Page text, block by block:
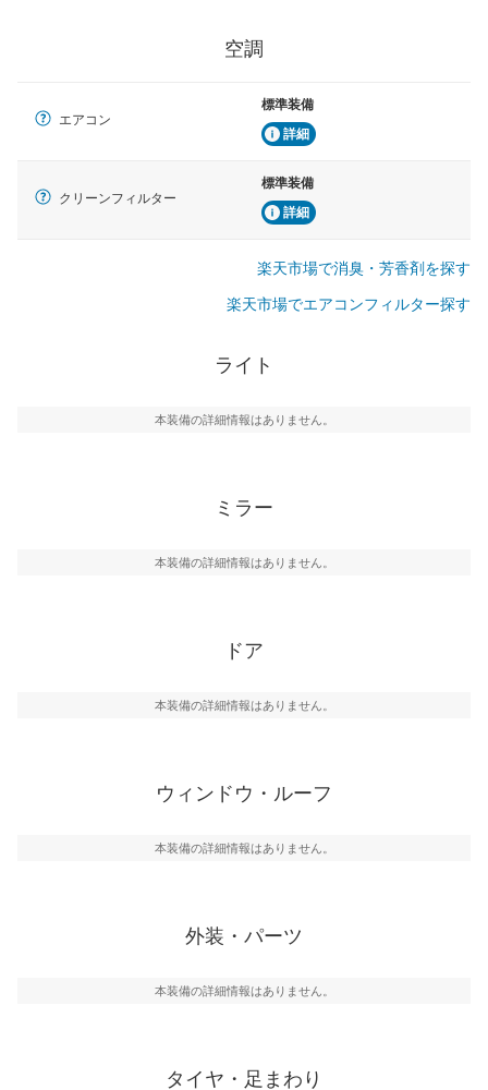
空調
エアコン
標準装備
詳細
クリーンフィルター
標準装備
詳細
楽天市場で消臭・芳香剤を探す
楽天市場でエアコンフィルター探す
ライト
本装備の詳細情報はありません。
ミラー
本装備の詳細情報はありません。
ドア
本装備の詳細情報はありません。
ウィンドウ・ルーフ
本装備の詳細情報はありません。
外装・パーツ
本装備の詳細情報はありません。
タイヤ・足まわり